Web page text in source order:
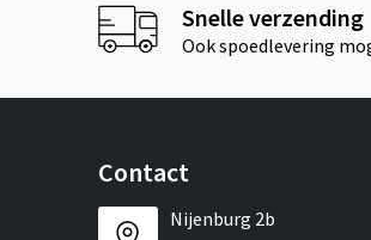
Snelle verzending
Ook spoedlevering
Contact
Nijenburg 2b